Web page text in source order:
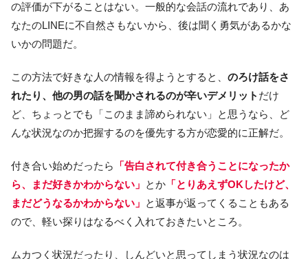
の評価が下がることはない。一般的な会話の流れであり、あ
なたのLINEに不自然さもないから、後は聞く勇気があるかな
いかの問題だ。
この方法で好きな人の情報を得ようとすると、 のろけ話をさ
れたり、他の男の話を聞かされるのが辛いデメリット だけ
ど、ちょっとでも「このまま諦められない」と思うなら、ど
んな状況なのか把握するのを優先する方が恋愛的に正解だ。
付き合い始めだったら
「告白されて付き合うことになったか
ら、まだ好きかわからない」 とか 「とりあえずOKしたけど、
まだどうなるかわからない」 と返事が返ってくることもある
ので、軽い探りはなるべく入れておきたいところ。
ムカつく状況だったり、しんどいと思ってしまう状況なのは